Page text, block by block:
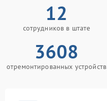
12
сотрудников в штате
3608
отремонтированных устройств